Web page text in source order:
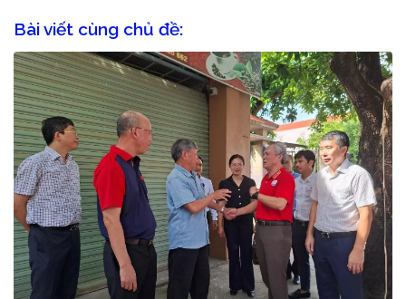
Bài viết cùng chủ đề: